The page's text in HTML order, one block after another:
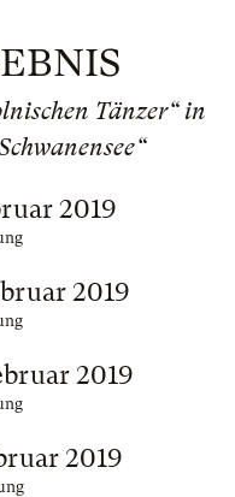
Tänzer“ in
2019
2019
2019
2019